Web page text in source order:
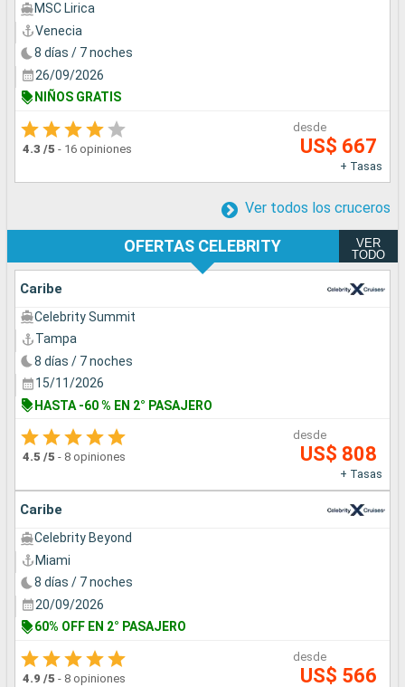
MSC Lirica
Venecia
8 días / 7 noches
26/09/2026
NIÑOS GRATIS
4.3 /5 - 16 opiniones
desde
US$ 667
+ Tasas
Ver todos los cruceros
OFERTAS CELEBRITY
VER
TODO
Caribe
Celebrity Summit
Tampa
8 días / 7 noches
15/11/2026
HASTA -60 % EN 2° PASAJERO
4.5 /5 - 8 opiniones
desde
US$ 808
+ Tasas
Caribe
Celebrity Beyond
Miami
8 días / 7 noches
20/09/2026
60% OFF EN 2° PASAJERO
4.9 /5 - 8 opiniones
desde
US$ 566